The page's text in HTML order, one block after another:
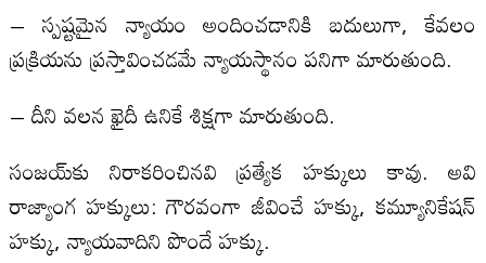
– స్పష్టమైన న్యాయం అందించడానికి బదులుగా, కేవలం
ప్రక్రియను ప్రస్తావించడమే న్యాయస్థానం పనిగా మారుతుంది.
– దీని వలన ఖైదీ ఉనికే శిక్షగా మారుతుంది.
సంజయ్‌కు నిరాకరించినవి ప్రత్యేక హక్కులు కావు. అవి
రాజ్యాంగ హక్కులు: గౌరవంగా జీవించే హక్కు, కమ్యూనికేషన్
హక్కు, న్యాయవాదిని పొందే హక్కు.